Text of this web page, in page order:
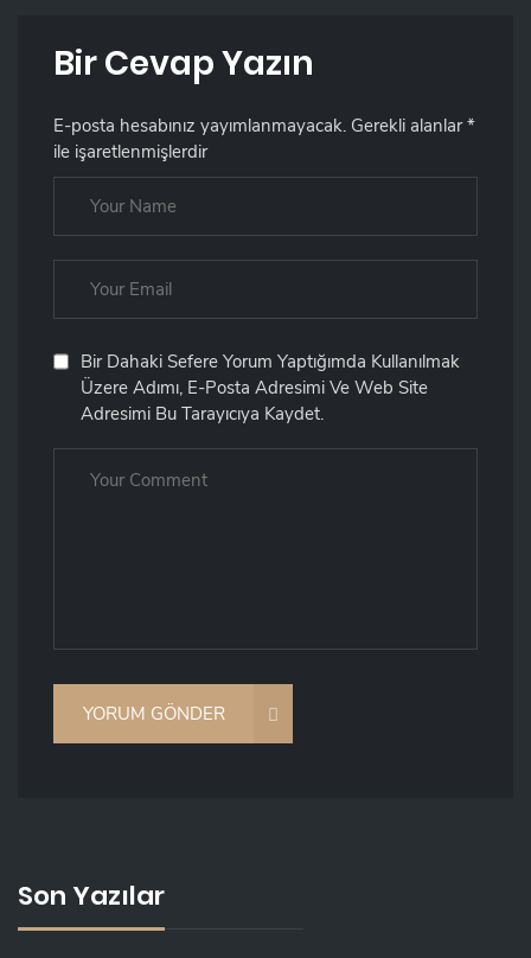
Bir Cevap Yazın
E-posta hesabınız yayımlanmayacak. Gerekli alanlar*
ile işaretlenmişlerdir
Bir Dahaki Sefere Yorum Yaptığımda Kullanılmak
Üzere Adımı, E-Posta Adresimi Ve Web Site
Adresimi Bu Tarayıcıya Kaydet.
Son Yazılar